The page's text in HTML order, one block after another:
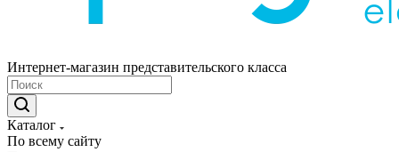
Интернет-магазин представительского класса
Каталог
По всему сайту